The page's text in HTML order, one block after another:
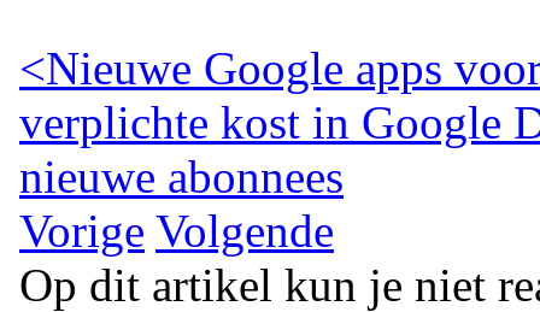
<Nieuwe Google apps
verplichte kost in Google
nieuwe abonnees
Vorige Volgende
Op dit artikel kun je niet